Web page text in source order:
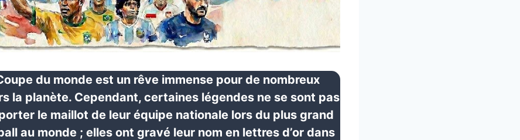
du monde est un rêve immense pour de nombreux
la planète. Cependant, certaines légendes ne se sont pas
le maillot de leur équipe nationale lors du plus grand
au monde ; elles ont gravé leur nom en lettres d’or dans